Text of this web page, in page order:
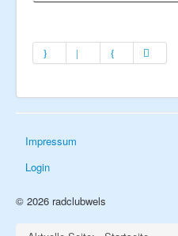
Impressum
Login
© 2026 radclubwels